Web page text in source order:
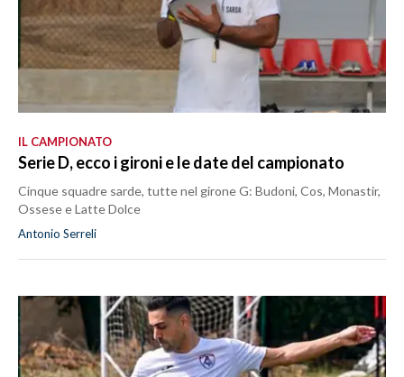
IL CAMPIONATO
Serie D, ecco i gironi e le date del campionato
Cinque squadre sarde, tutte nel girone G: Budoni, Cos, Monastir,
Ossese e Latte Dolce
Antonio Serreli